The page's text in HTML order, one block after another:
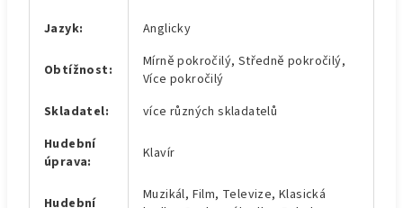
Jazyk: Anglicky
Obtížnost:
Mírně pokročilý, Středně pokročilý,
Více pokročilý
Skladatel:
více různých skladatelů
Hudební
úprava: Klavír
Hudební
Muzikál, Film, Televize, Klasická